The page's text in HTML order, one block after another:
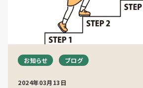
お知らせ ブログ
2024年03月13日